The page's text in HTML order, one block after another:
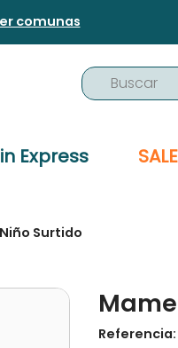
comunas
Buscar
Express
Surtido
Referencia: